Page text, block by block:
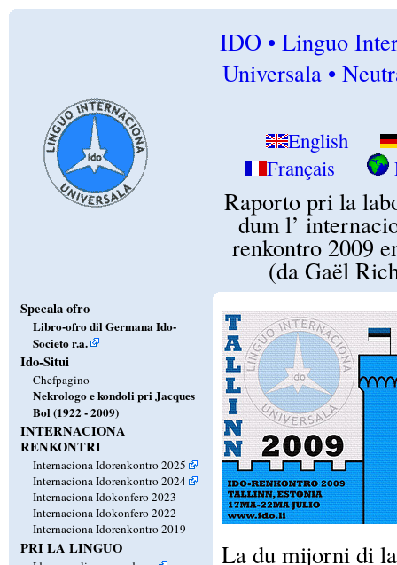
IDO • Linguo
Universala •
English
Français
Raporto pri la
dum l’
renkontro 2009
(da Gaël
Specala ofro
Libro-ofro dil Germana Ido-
Societo r.a.
Ido-Situi
Chefpagino
Nekrologo e kondoli pri Jacques
Bol (1922 - 2009)
INTERNACIONA
RENKONTRI
Internaciona Idorenkontro 2025
Internaciona Idorenkontro 2024
Internaciona Idokonfero 2023
Internaciona Idokonfero 2022
Internaciona Idorenkontro 2019
PRI LA LINGUO
La du mijorni di